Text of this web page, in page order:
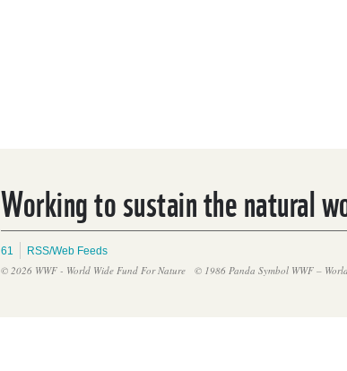
Working to sustain the natural
61 RSS/Web Feeds
© 2026 WWF - World Wide Fund For Nature © 1986 Panda Symbol WWF –